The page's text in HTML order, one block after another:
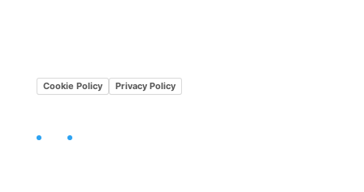
Cookie Policy Privacy Policy
Facebook